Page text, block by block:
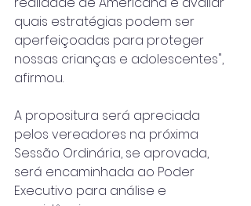
quais estratégias podem ser
aperfeiçoadas para proteger
nossas crianças e adolescentes",
afirmou.
A propositura será apreciada
pelos vereadores na próxima
Sessão Ordinária, se aprovada,
será encaminhada ao Poder
Executivo para análise e